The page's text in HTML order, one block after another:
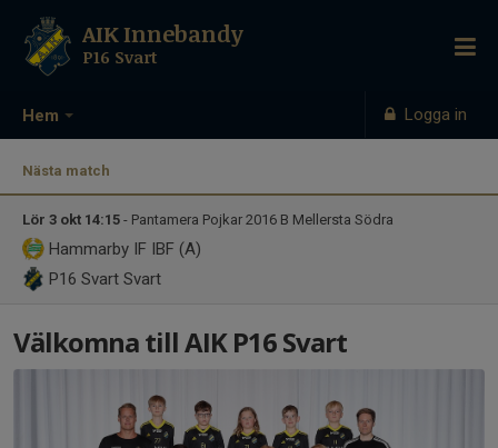
Hem Logga in
AIK Innebandy
P16 Svart
Nästa match
Lör 3 okt 14:15 - Pantamera Pojkar 2016 B Mellersta Södra
Hammarby IF IBF (A)
P16 Svart Svart
Välkomna till AIK P16 Svart